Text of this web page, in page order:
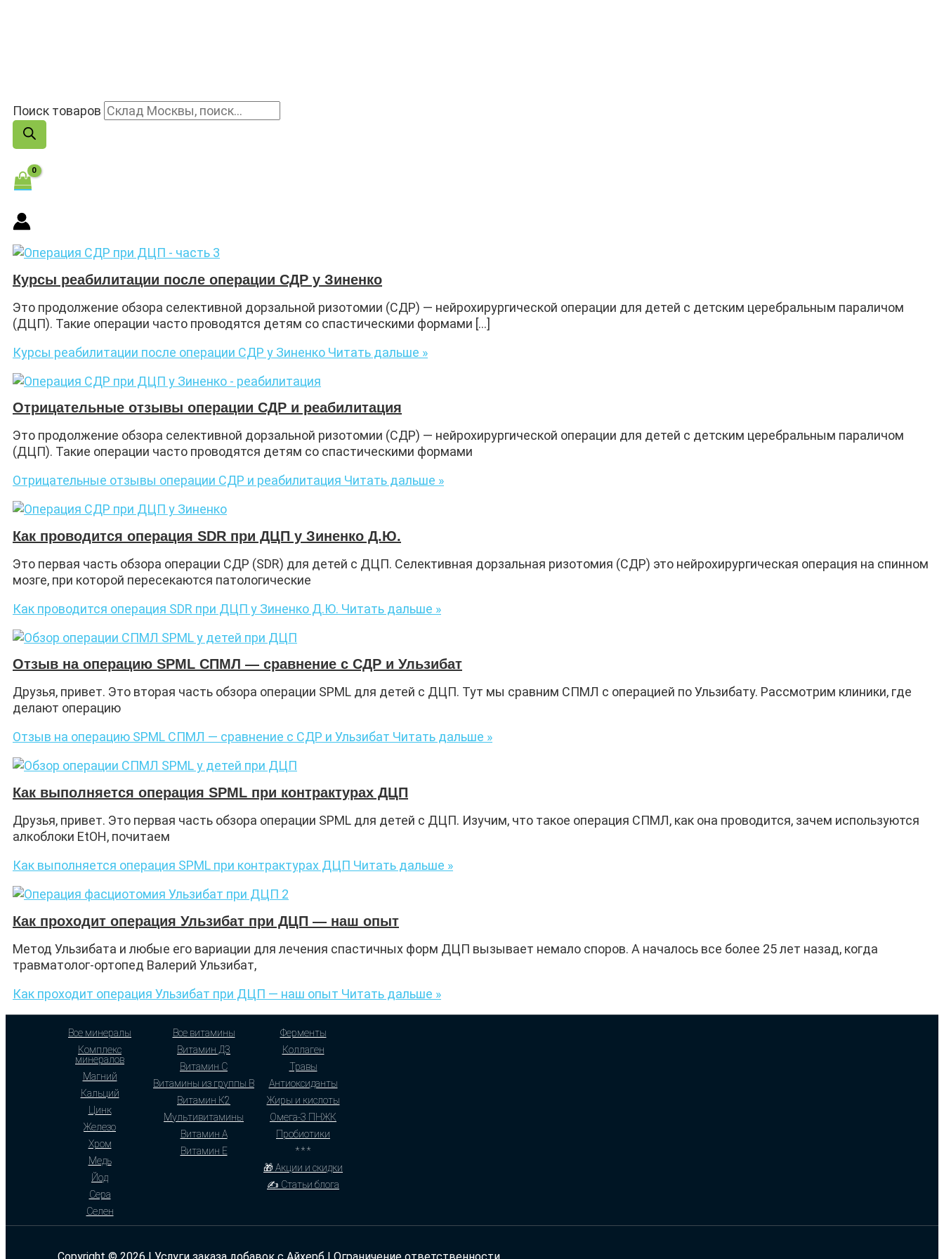
Поиск товаров
Курсы реабилитации после операции СДР у Зиненко
Это продолжение обзора селективной дорзальной ризотомии (СДР) — нейрохирургической операции для детей с детским церебральным параличом
(ДЦП). Такие операции часто проводятся детям со спастическими формами […]
Курсы реабилитации после операции СДР у Зиненко Читать дальше »
Отрицательные отзывы операции СДР и реабилитация
Это продолжение обзора селективной дорзальной ризотомии (СДР) — нейрохирургической операции для детей с детским церебральным параличом
(ДЦП). Такие операции часто проводятся детям со спастическими формами
Отрицательные отзывы операции СДР и реабилитация Читать дальше »
Как проводится операция SDR при ДЦП у Зиненко Д.Ю.
Это первая часть обзора операции СДР (SDR) для детей с ДЦП. Селективная дорзальная ризотомия (СДР) это нейрохирургическая операция на спинном
мозге, при которой пересекаются патологические
Как проводится операция SDR при ДЦП у Зиненко Д.Ю. Читать дальше »
Отзыв на операцию SPML СПМЛ — сравнение с СДР и Ульзибат
Друзья, привет. Это вторая часть обзора операции SPML для детей с ДЦП. Тут мы сравним СПМЛ с операцией по Ульзибату. Рассмотрим клиники, где
делают операцию
Отзыв на операцию SPML СПМЛ — сравнение с СДР и Ульзибат Читать дальше »
Как выполняется операция SPML при контрактурах ДЦП
Друзья, привет. Это первая часть обзора операции SPML для детей с ДЦП. Изучим, что такое операция СПМЛ, как она проводится, зачем используются
алкоблоки EtOH, почитаем
Как выполняется операция SPML при контрактурах ДЦП Читать дальше »
Как проходит операция Ульзибат при ДЦП — наш опыт
Метод Ульзибата и любые его вариации для лечения спастичных форм ДЦП вызывает немало споров. А началось все более 25 лет назад, когда
травматолог-ортопед Валерий Ульзибат,
Как проходит операция Ульзибат при ДЦП — наш опыт Читать дальше »
Все минералы
Комплекс
минералов
Магний
Кальций
Цинк
Железо
Хром
Медь
Йод
Сера
Селен
Все витамины
Витамин Д3
Витамин С
Витамины из группы В
Витамин К2
Мультивитамины
Витамин А
Витамин Е
Ферменты
Коллаген
Травы
Антиоксиданты
Жиры и кислоты
Омега-3 ПНЖК
Пробиотики
* * *
🎁 Акции и скидки
✍ Статьи блога
Copyright © 2026 | Услуги заказа добавок с Айхерб | Ограничение ответственности